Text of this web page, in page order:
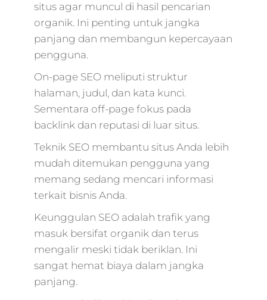
digital
marketing agency
digital
marketing pocari
sweat,online
marketing internet
digital
digital
offline,marketing
4.0 hermawan
kartajaya,evolution
marketing
digital,paket jasa
situs agar muncul di hasil pencarian
organik. Ini penting untuk jangka
panjang dan membangun kepercayaan
pengguna.
On-page SEO meliputi struktur
halaman, judul, dan kata kunci.
Sementara off-page fokus pada
backlink dan reputasi di luar situs.
Teknik SEO membantu situs Anda lebih
mudah ditemukan pengguna yang
memang sedang mencari informasi
terkait bisnis Anda.
Keunggulan SEO adalah trafik yang
masuk bersifat organik dan terus
mengalir meski tidak beriklan. Ini
sangat hemat biaya dalam jangka
panjang.